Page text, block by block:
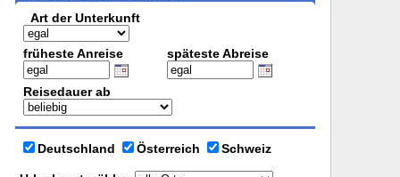
Art der Unterkunft
früheste Anreise späteste Abreise
Reisedauer ab
Deutschland Österreich Schweiz